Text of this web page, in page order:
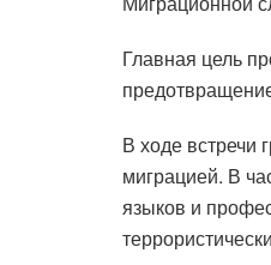
Главная цель
В ходе встречи
миграцией. В
языков и